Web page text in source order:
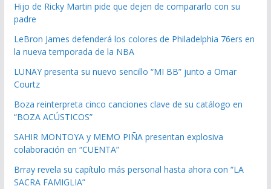
Hijo de Ricky Martin pide que dejen de compararlo con su
padre
LeBron James defenderá los colores de Philadelphia 76ers en
la nueva temporada de la NBA
LUNAY presenta su nuevo sencillo “MI BB” junto a Omar
Courtz
Boza reinterpreta cinco canciones clave de su catálogo en
“BOZA ACÚSTICOS”
SAHIR MONTOYA y MEMO PIÑA presentan explosiva
colaboración en “CUENTA”
Brray revela su capítulo más personal hasta ahora con “LA
SACRA FAMIGLIA”